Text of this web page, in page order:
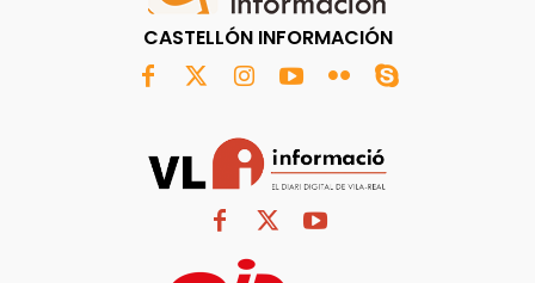
CASTELLÓN INFORMACIÓN